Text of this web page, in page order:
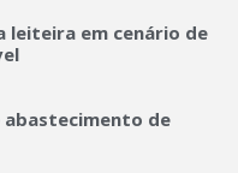
leiteira em cenário de
de